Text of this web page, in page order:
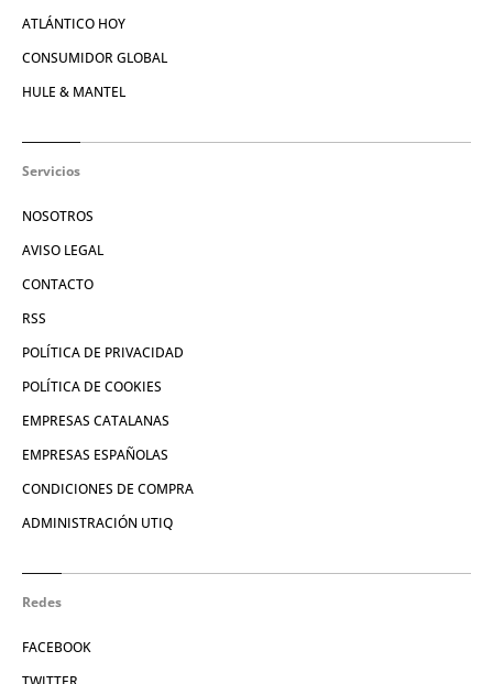
ATLÁNTICO HOY
CONSUMIDOR GLOBAL
HULE & MANTEL
Servicios
NOSOTROS
AVISO LEGAL
CONTACTO
RSS
POLÍTICA DE PRIVACIDAD
POLÍTICA DE COOKIES
EMPRESAS CATALANAS
EMPRESAS ESPAÑOLAS
CONDICIONES DE COMPRA
ADMINISTRACIÓN UTIQ
Redes
FACEBOOK